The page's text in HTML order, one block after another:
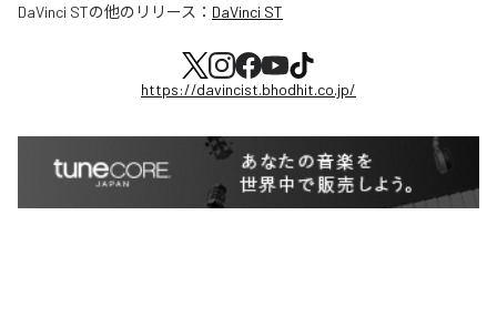
DaVinci STの他のリリース： DaVinci ST
https://davincist.bhodhit.co.jp/